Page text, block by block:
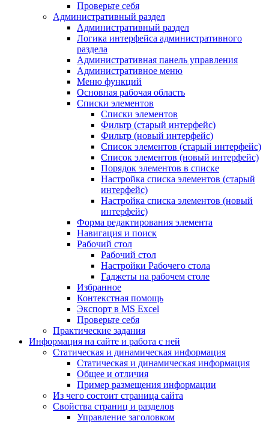
Проверьте себя
Административный раздел
Административный раздел
Логика интерфейса административного
раздела
Административная панель управления
Административное меню
Меню функций
Основная рабочая область
Списки элементов
Списки элементов
Фильтр (старый интерфейс)
Фильтр (новый интерфейс)
Список элементов (старый интерфейс)
Список элементов (новый интерфейс)
Порядок элементов в списке
Настройка списка элементов (старый
интерфейс)
Настройка списка элементов (новый
интерфейс)
Форма редактирования элемента
Навигация и поиск
Рабочий стол
Рабочий стол
Настройки Рабочего стола
Гаджеты на рабочем столе
Избранное
Контекстная помощь
Экспорт в MS Excel
Проверьте себя
Практические задания
Информация на сайте и работа с ней
Статическая и динамическая информация
Статическая и динамическая информация
Общее и отличия
Пример размещения информации
Из чего состоит страница сайта
Свойства страниц и разделов
Управление заголовком